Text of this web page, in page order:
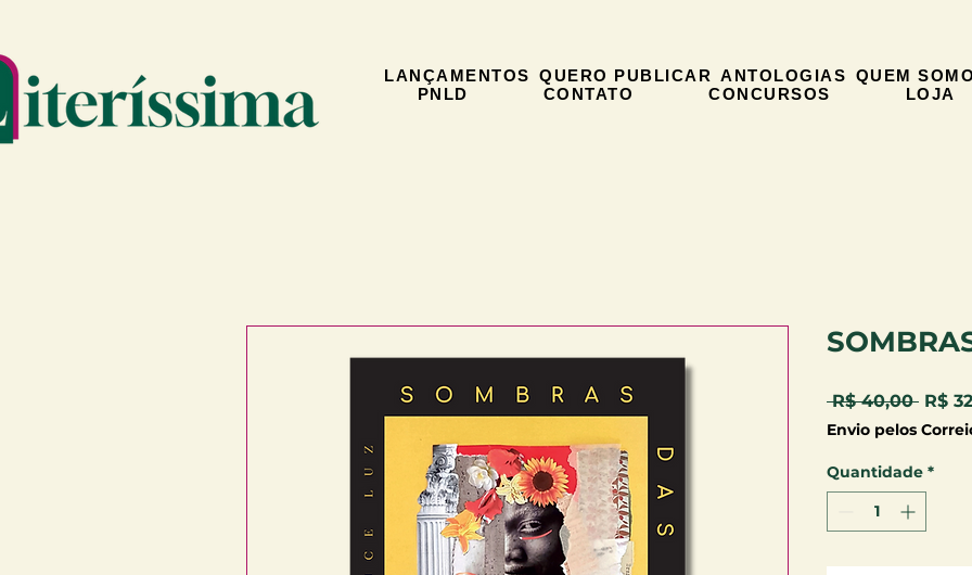
LANÇAMENTOS QUERO PUBLICAR ANTOLOGIAS QUEM
PNLD
CONTATO CONCURSOS LOJA
R$ 40,00 Preço
normal
R$
Envio pelos
Quantidade *